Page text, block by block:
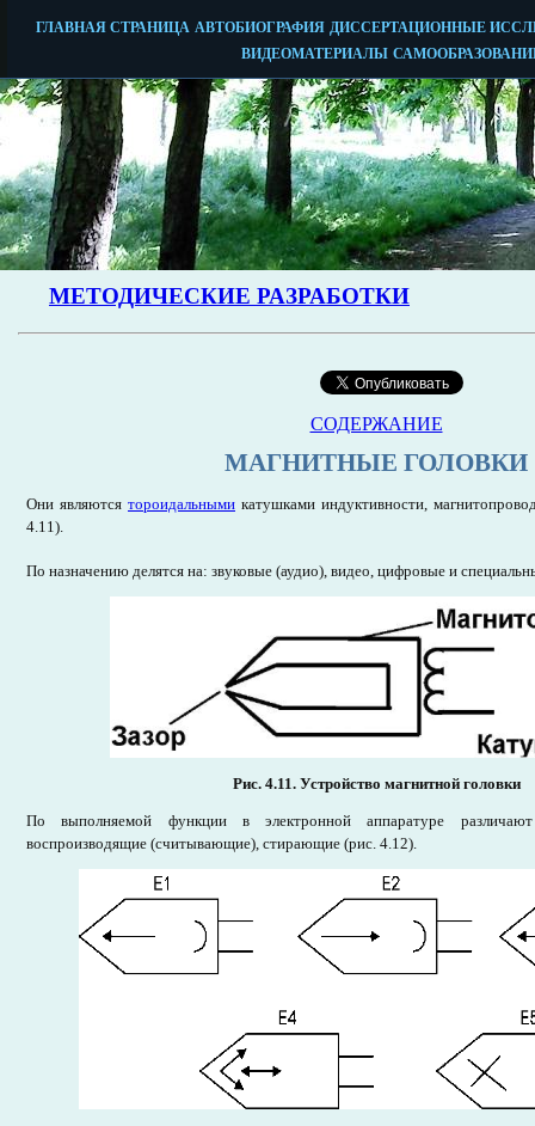
СОДЕРЖАНИЕ
МАГНИТНЫЕ ГОЛОВКИ
Они являются тороидальными катушками индуктивности,
4.11).
По назначению делятся на: звуковые (аудио), видео, цифровые и
Рис. 4.11. Устройство магнитной головки
По выполняемой функции в электронной аппаратуре
воспроизводящие (считывающие), стирающие (рис. 4.12).